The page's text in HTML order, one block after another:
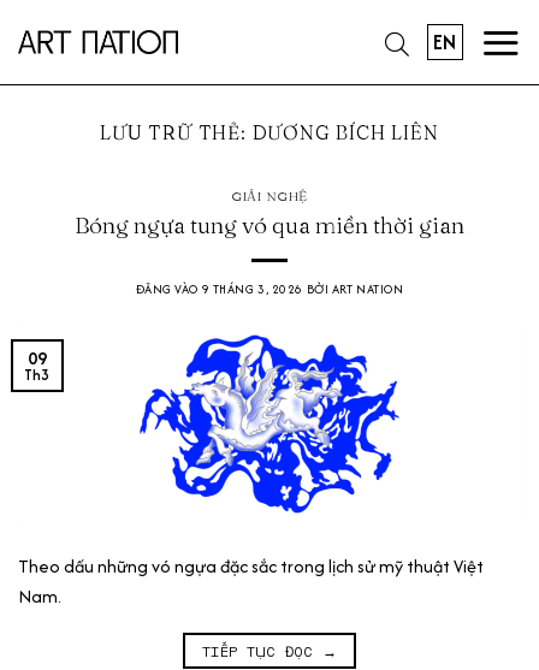
qua
EN
LƯU TRỮ THẺ: DƯƠNG BÍCH LIÊN
GIẢI NGHỆ
Bóng ngựa tung vó qua miền thời gian
ĐĂNG VÀO 9 THÁNG 3, 2026 BỞI ART NATION
09
Th3
Theo dấu những vó ngựa đặc sắc trong lịch sử mỹ thuật Việt
Nam.
TIẾP TỤC ĐỌC →